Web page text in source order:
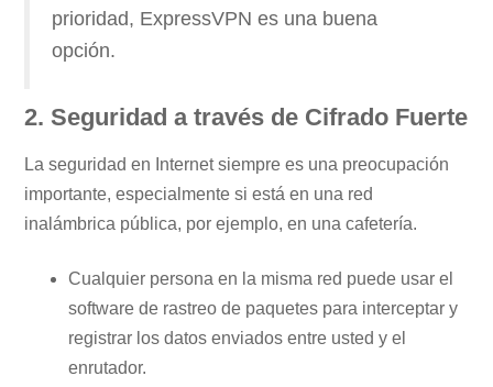
prioridad, ExpressVPN es una buena
opción.
2. Seguridad a través de Cifrado Fuerte
La seguridad en Internet siempre es una preocupación
importante, especialmente si está en una red
inalámbrica pública, por ejemplo, en una cafetería.
Cualquier persona en la misma red puede usar el
software de rastreo de paquetes para interceptar y
registrar los datos enviados entre usted y el
enrutador.